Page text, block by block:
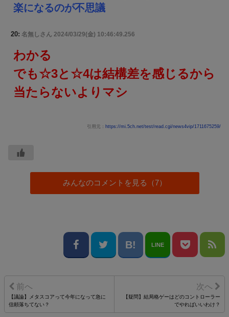
楽になるのが不思議
20: 名無しさん 2024/03/29(金) 10:46:49.256
わかる
でも☆3と☆4は結構差を感じるから
当たらないよりマシ
引用元： https://mi.5ch.net/test/read.cgi/news4vip/1711675259/
みんなのコメントを見る（7）
LINE
【議論】メタスコアって今年になって急に
信頼落ちてない？
【疑問】結局格ゲーはどのコントローラー
でやればいいわけ？